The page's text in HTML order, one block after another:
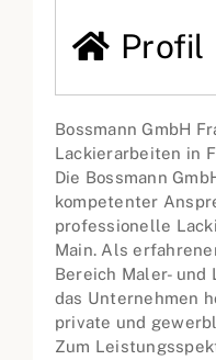
Profil
Bossmann GmbH
Lackierarbeiten in
Die Bossmann
kompetenter
professionelle
Main. Als
Bereich Maler-
das Unternehmen
private und
Zum